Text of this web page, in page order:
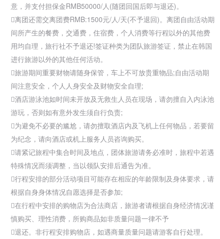
意，并支付担保金RMB50000/人(随团回国后即与退还)。
离团还需交离团费RMB:1500元/人/天(不予退回)。离团自由活动期
间所产生的餐费，交通费，住宿费，个人消费等行程以外的其他费
用均自理，旅行社不予退还!签证种类为团队旅游签证，禁止在韩国
进行旅游以外的其他任何活动。
旅游期间重要财物请随身保管，车上不可放贵重物品;自由活动期
间注意安全，个人人身安全及财物安全自理;
酒店游泳池如时间未开放及无救生人员在现场，请勿擅自入内泳池
游玩，否则如有意外发生须自行负责;
为避免不必要的尴尬，请勿擅取酒店内及飞机上任何物品，若要留
为纪念，请向酒店或机上服务人员咨询购买。
请紧记旅程中集合时间及地点，团体旅游请务必准时，旅程中若遇
特殊情况而须调整，当以领队安排后通告为准。
行程安排的部分活动项目可能存在相应的年龄限制及身体要求，请
根据自身身体情况自愿选择是否参加;
在行程中安排的购物店为合法商店，旅游者请根据自身经济情况谨
慎购买、理性消费，所购商品如非质量问题一律不予
退还。非行程安排购物店，如遇商量质量问题请游客自行处理。